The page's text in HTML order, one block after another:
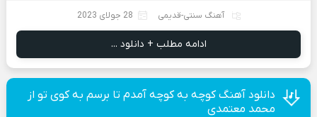
آهنگ سنتی-قدیمی 28 جولای 2023
ادامه مطلب + دانلود ...
دانلود آهنگ کوچه به کوچه آمدم تا برسم به کوی تو از
محمد معتمدی